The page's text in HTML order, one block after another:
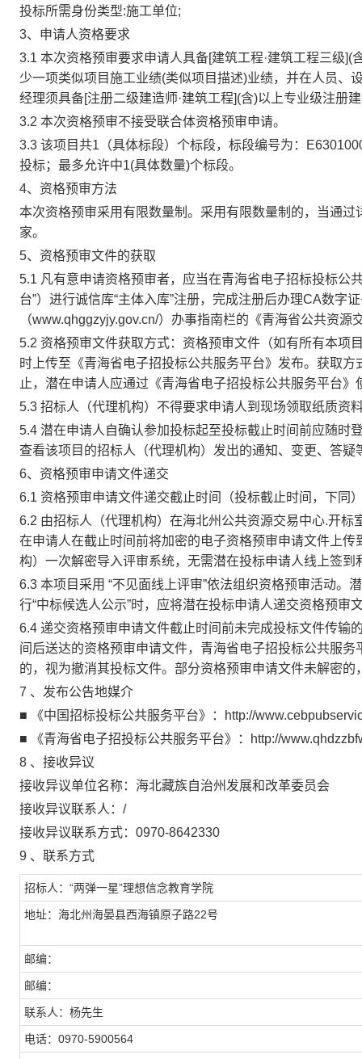
投标所需身份类型:施工单位;
3、申请人资格要求
3.1 本次资格预审要求申请人具备[建筑工程·建筑工程三级
少一项类似项目施工业绩(类似项目描述)业绩，并在人员、
经理须具备[注册二级建造师·建筑工程](含)以上专业级注册
3.2 本次资格预审不接受联合体资格预审申请。
3.3 该项目共1（具体标段）个标段，标段编号为：
投标；最多允许中1(具体数量)个标段。
4、资格预审方法
本次资格预审采用有限数量制。采用有限数量制的，当通
家。
5、资格预审文件的获取
5.1 凡有意申请资格预审者，应当在青海省电子招标投标公
台”）进行诚信库“主体入库”注册，完成注册后办理CA数字
（www.qhggzyjy.gov.cn/）办事指南栏的《青海省公共资
5.2 资格预审文件获取方式：资格预审文件（如有所有本项
时上传至《青海省电子招投标公共服务平台》发布。获取
止，潜在申请人应通过《青海省电子招投标公共服务平台
5.3 招标人（代理机构）不得要求申请人到现场领取纸质资
5.4 潜在申请人自确认参加投标起至投标截止时间前应随时
查看该项目的招标人（代理机构）发出的通知、变更、答疑
6、资格预审申请文件递交
6.1 资格预审申请文件递交截止时间（投标截止时间，下同
6.2 由招标人（代理机构）在海北州公共资源交易中心.开标
在申请人在截止时间前将加密的电子资格预审申请文件上
构）一次解密导入评审系统，无需潜在投标申请人线上签到
6.3 本项目采用 “不见面线上评审”依法组织资格预审活动
行“中标候选人公示”时，应将潜在投标申请人递交资格预审
6.4 递交资格预审申请文件截止时间前未完成投标文件传输
间后送达的资格预审申请文件，青海省电子招投标公共服
的，视为撤消其投标文件。部分资格预审申请文件未解密
7 、发布公告地媒介
■ 《中国招标投标公共服务平台》：http://
■ 《青海省电子招投标公共服务平台》：http://
8 、接收异议
接收异议单位名称：海北藏族自治州发展和改革委员会
接收异议联系人：/
接收异议联系方式：0970-8642330
9 、联系方式
招标人：“两弹一星”理想信念教育学院
地址：海北州海晏县西海镇原子路22号
邮编：
邮编：
联系人：杨先生
电话：0970-5900564